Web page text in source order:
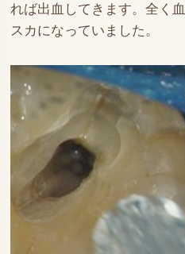
れば出血してきます。全く
スカになっていました。